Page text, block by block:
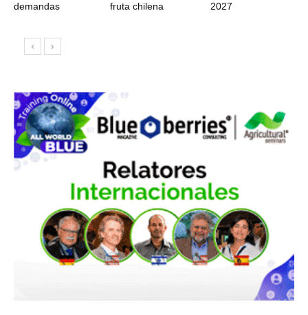
demandas
fruta chilena
2027